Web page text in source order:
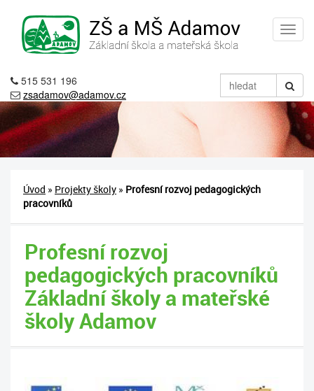
515 531 196
zsadamov@adamov.cz
Úvod » Projekty školy » Profesní rozvoj pedagogických
pracovníků
Profesní rozvoj
pedagogických pracovníků
Základní školy a mateřské
školy Adamov